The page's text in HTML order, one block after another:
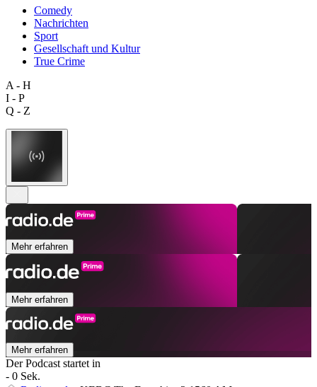
Comedy
Nachrichten
Sport
Gesellschaft und Kultur
True Crime
A - H
I - P
Q - Z
Mehr erfahren
Mehr erfahren
Mehr erfahren
Der Podcast startet in
- 0 Sek.